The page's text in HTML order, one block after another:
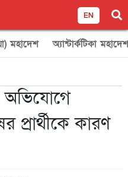
EN
মহাদেশ অ্যান্টার্কটিকা মহাদেশ
প্রার্থীকে কারণ